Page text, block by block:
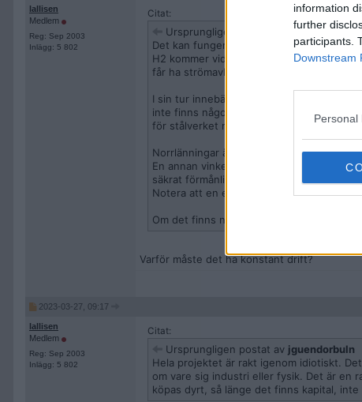
information
further
participants.
Downstream
Personal
lallisen
Medlem
Reg: Sep 2003
Inlägg: 5 802
Citat:
Ursprungligen postat av
HenAnnan
Det kan fungera. Men det behöver inte
H2 kommer vid full drift förbruka 10% av
får ha strömavbrott. Därför kan den inte
I sin tur innebär det att vid full drift
inte finns någon annan reglerbar kraft i
för stålverket måste per definition komma
Norrlänningar är vana att klaga på
En annan vinkel på det hela är att det
säkrat förmånliga elavtal med stat och
Notera att en eventuell vinst i H2 inte
Om det finns några vinnare så är det
Varför måste det ha konstant drift?
2023-03-27, 09:17
lallisen
Medlem
Reg: Sep 2003
Inlägg: 5 802
Citat:
Ursprungligen postat av jguendorbuln
Hela projektet är rakt igenom idiotiskt.
om vare sig industri eller fysik. Det är en
köpas dyrt, så länge det finns kapital,